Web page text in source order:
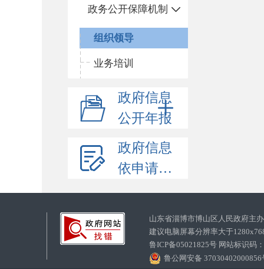
政务公开保障机制
组织领导
业务培训
政府信息
公开年报
政府信息
依申请公开
山东省淄博市博山区人民政府
建议电脑屏幕分辨率大于
鲁ICP备05021825号 网站标识码
鲁公网安备 37030402000856